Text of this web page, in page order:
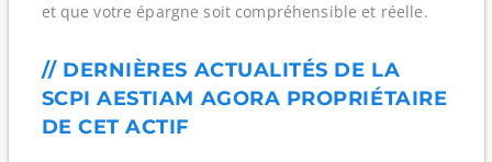
et que votre épargne soit compréhensible et réelle.
// DERNIÈRES ACTUALITÉS DE LA
SCPI AESTIAM AGORA PROPRIÉTAIRE
DE CET ACTIF